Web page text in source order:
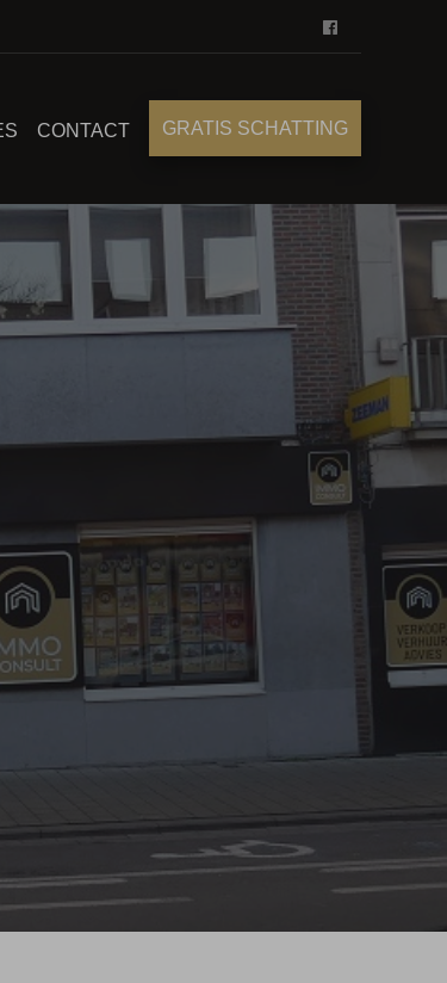
CONTACT GRATIS SCHATTING